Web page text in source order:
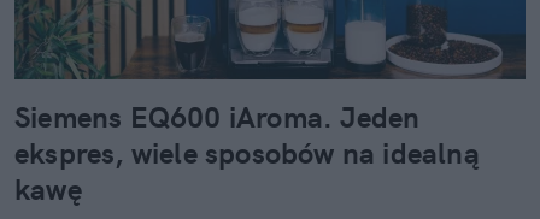
Siemens EQ600 iAroma. Jeden
ekspres, wiele sposobów na idealną
kawę